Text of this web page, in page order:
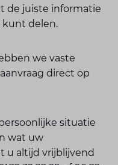
de juiste informatie
kunt delen.
we vaste
direct op
situatie
wat uw
u altijd vrijblijvend